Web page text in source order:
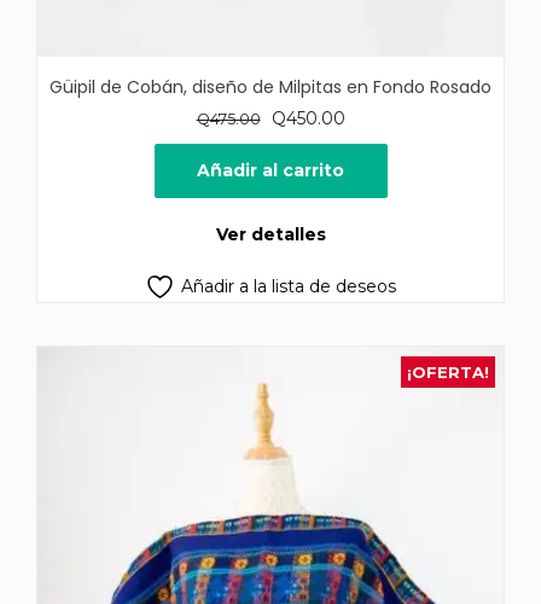
Güipil de Cobán, diseño de Milpitas en Fondo Rosado
Q475.00
El
precio
original
era:
Q450.00El
precio
actual
es:
Añadir al carrito
Ver detalles
Añadir a la lista de deseos
¡OFERTA!